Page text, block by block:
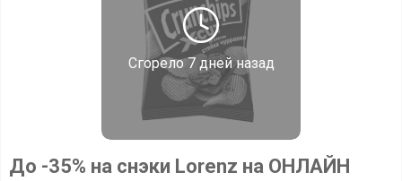
Сгорело7 дней назад
До -35% на снэки Lorenz на ОНЛАЙН